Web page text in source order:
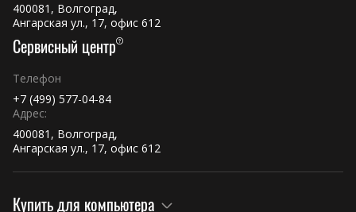
400081, Волгоград,
Ангарская ул., 17, офис 612
Сервисный центр
Телефон
+7 (499) 577-04-84
Адрес:
400081, Волгоград,
Ангарская ул., 17, офис 612
Купить для компьютера